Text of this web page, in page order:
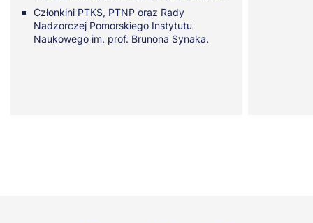
Członkini PTKS, PTNP oraz Rady
Nadzorczej Pomorskiego Instytutu
Naukowego im. prof. Brunona Synaka.